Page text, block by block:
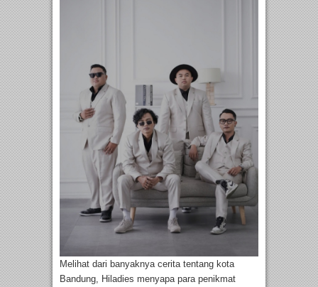
Melihat dari banyaknya cerita tentang kota
Bandung, Hiladies menyapa para penikmat